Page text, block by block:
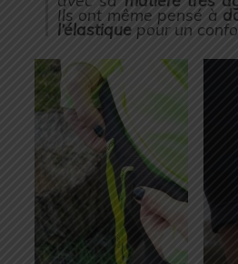
Ils ont même pensé à
l’élastique pour un